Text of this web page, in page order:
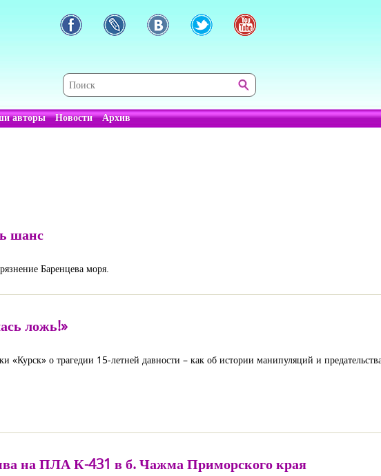
авторы Новости Архив
шанс
Баренцева моря.
ложь!»
«Курск» о трагедии 15-летней давности – как об истории манипуляций и
на ПЛА К-431 в б. Чажма Приморского края